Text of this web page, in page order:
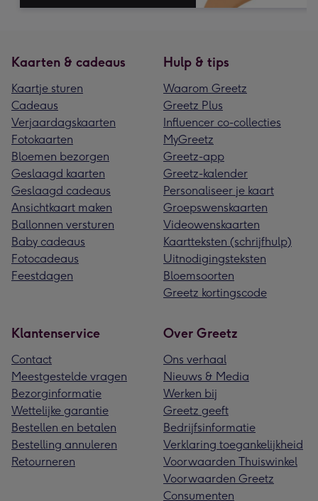
Kaarten & cadeaus
Kaartje sturen
Cadeaus
Verjaardagskaarten
Fotokaarten
Bloemen bezorgen
Geslaagd kaarten
Geslaagd cadeaus
Ansichtkaart maken
Ballonnen versturen
Baby cadeaus
Fotocadeaus
Feestdagen
Hulp & tips
Waarom Greetz
Greetz Plus
Influencer co-collecties
MyGreetz
Greetz-app
Greetz-kalender
Personaliseer je kaart
Groepswenskaarten
Videowenskaarten
Kaartteksten (schrijfhulp)
Uitnodigingsteksten
Bloemsoorten
Greetz kortingscode
Klantenservice
Contact
Meestgestelde vragen
Bezorginformatie
Wettelijke garantie
Bestellen en betalen
Bestelling annuleren
Retourneren
Over Greetz
Ons verhaal
Nieuws & Media
Werken bij
Greetz geeft
Bedrijfsinformatie
Verklaring toegankelijkheid
Voorwaarden Thuiswinkel
Voorwaarden Greetz
Consumenten